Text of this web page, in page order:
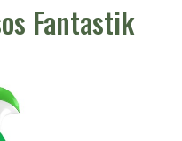
Fantastik